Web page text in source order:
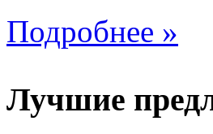
Подробнее »
Лучшие